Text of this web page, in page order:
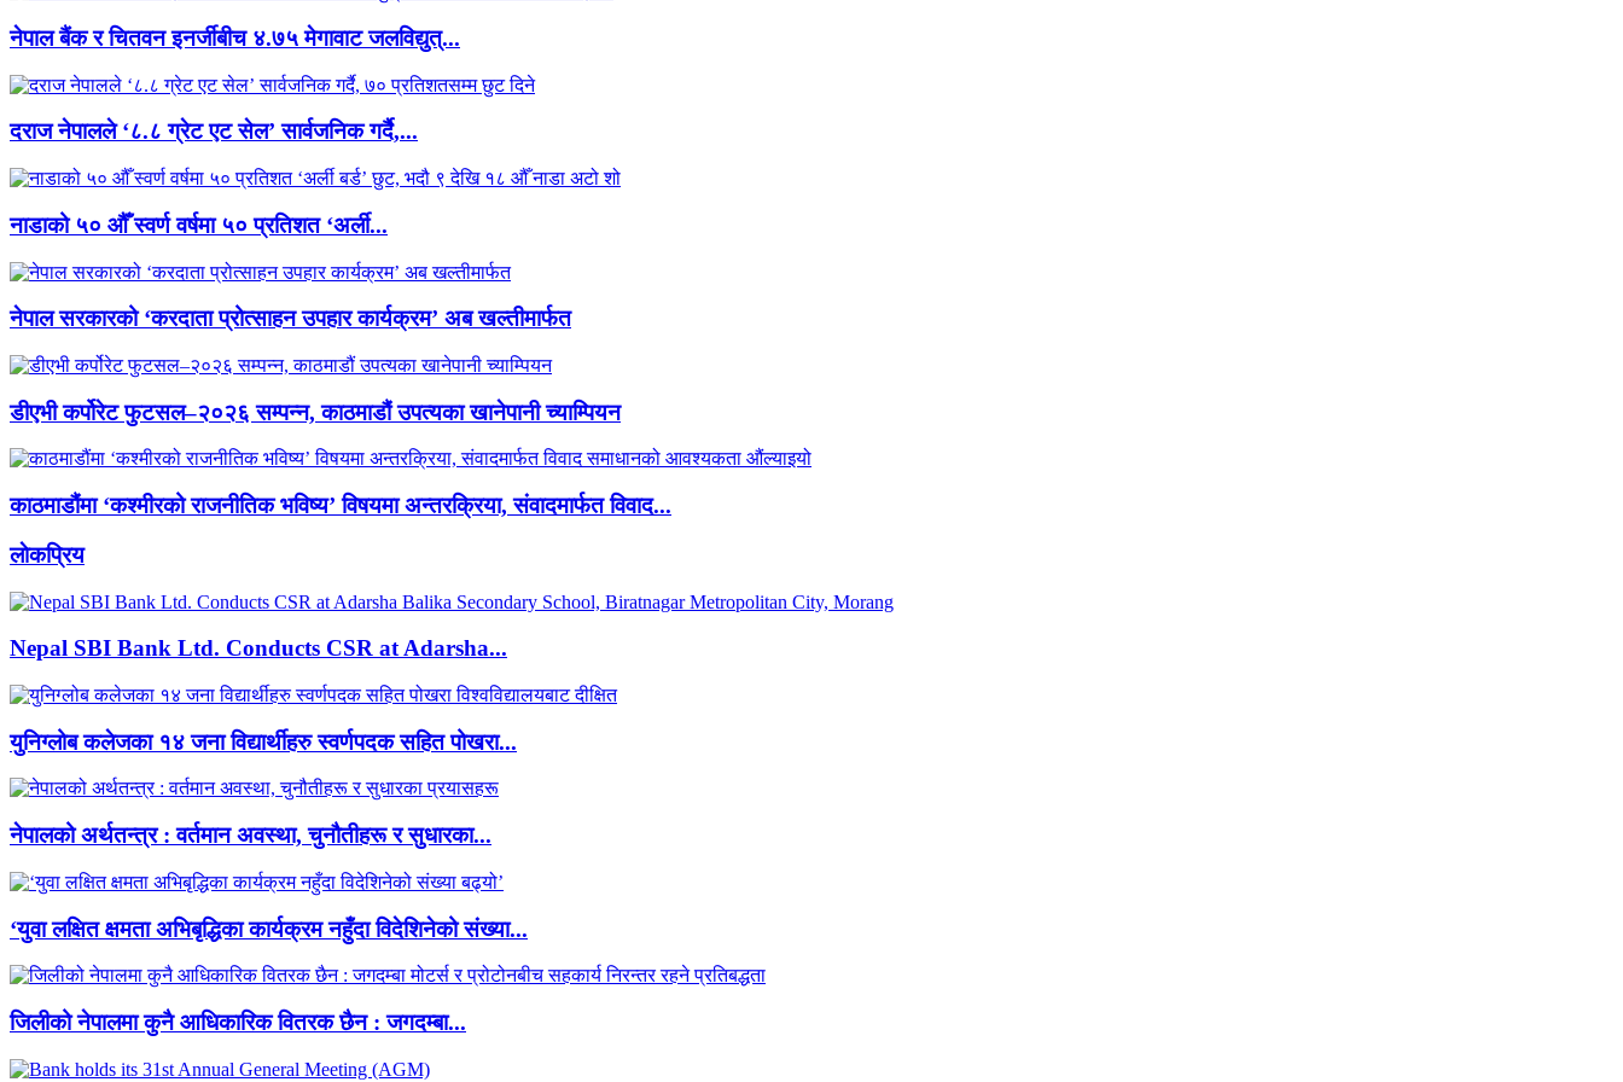
नेपाल बैंक र चितवन इनर्जीबीच ४.७५ मेगावाट जलविद्युत्...
दराज नेपालले ‘८.८ ग्रेट एट सेल’ सार्वजनिक गर्दै,...
नाडाको ५० औँ स्वर्ण वर्षमा ५० प्रतिशत ‘अर्ली...
नेपाल सरकारको ‘करदाता प्रोत्साहन उपहार कार्यक्रम’ अब खल्तीमार्फत
डीएभी कर्पोरेट फुटसल–२०२६ सम्पन्न, काठमाडौं उपत्यका खानेपानी च्याम्पियन
काठमाडौंमा ‘कश्मीरको राजनीतिक भविष्य’ विषयमा अन्तरक्रिया, संवादमार्फत विवाद...
लाेकप्रिय
Nepal SBI Bank Ltd. Conducts CSR at Adarsha...
युनिग्लोब कलेजका १४ जना विद्यार्थीहरु स्वर्णपदक सहित पोखरा...
नेपालको अर्थतन्त्र : वर्तमान अवस्था, चुनौतीहरू र सुधारका...
‘युवा लक्षित क्षमता अभिबृद्धिका कार्यक्रम नहुँदा विदेशिनेको संख्या...
जिलीको नेपालमा कुनै आधिकारिक वितरक छैन : जगदम्बा...